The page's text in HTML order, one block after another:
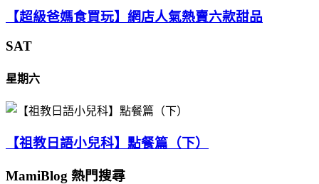
【超級爸媽食買玩】網店人氣熱賣六款甜品
SAT
星期六
【祖教日語小兒科】點餐篇（下）
MamiBlog 熱門搜尋